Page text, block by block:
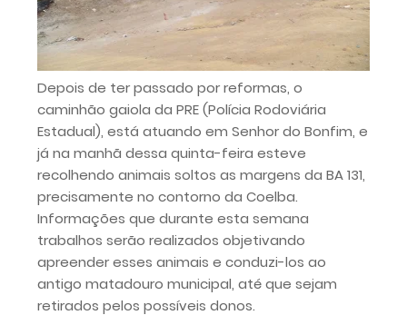
Depois de ter passado por reformas, o
caminhão gaiola da PRE (Polícia Rodoviária
Estadual), está atuando em Senhor do Bonfim, e
já na manhã dessa quinta-feira esteve
recolhendo animais soltos as margens da BA 131,
precisamente no contorno da Coelba.
Informações que durante esta semana
trabalhos serão realizados objetivando
apreender esses animais e conduzi-los ao
antigo matadouro municipal, até que sejam
retirados pelos possíveis donos.